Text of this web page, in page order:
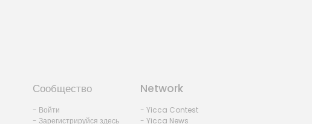
Сообщество
- Войти
- Зарегистрируйся здесь
Network
- Yicca Contest
- Yicca News